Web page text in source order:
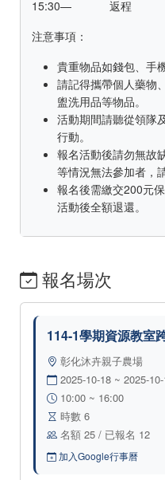
15:30— 返程
注意事項：
貴重物品如錢包、手
請記得攜帶個人藥物
盥洗用品等物品。
活動期間請聽從領隊
行動。
報名活動後請勿無故
等情況無法參加者，
報名後需繳交200元
活動後全額退還。
報名場次
114-1學期資源教室
彰化沐卉親子農場
2025-10-18 ~ 2025-
10:00 ~ 16:00
時數 6
名額 25 / 已報名 12
加入Google行事曆